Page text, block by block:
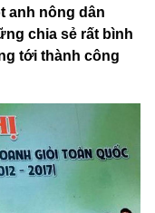
anh nông dân
chia sẻ rất bình
tới thành công